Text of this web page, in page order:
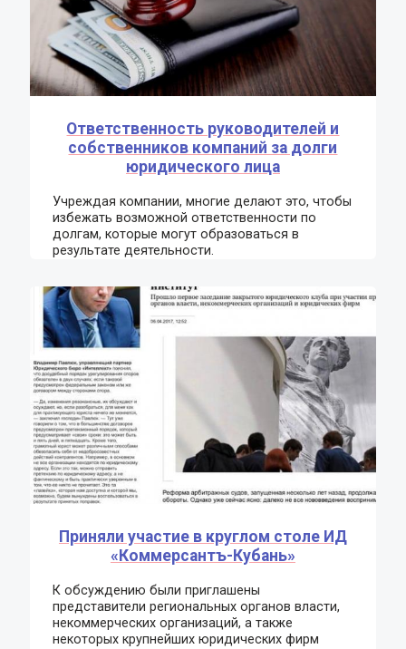
Ответственность руководителей и
собственников компаний за долги
юридического лица
Учреждая компании, многие делают это, чтобы
избежать возможной ответственности по
долгам, которые могут образоваться в
результате деятельности.
Приняли участие в круглом столе ИД
«Коммерсантъ-Кубань»
К обсуждению были приглашены
представители региональных органов власти,
некоммерческих организаций, а также
некоторых крупнейших юридических фирм